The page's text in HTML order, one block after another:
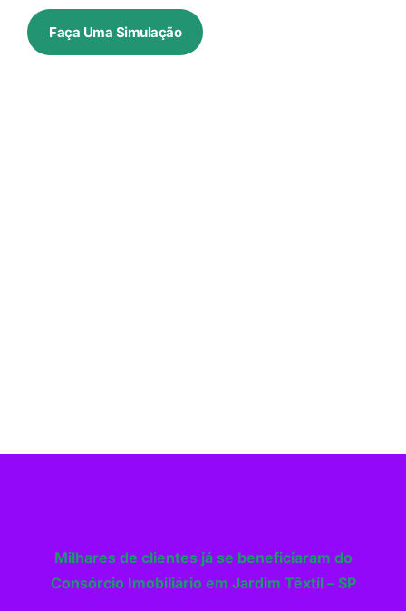
Faça Uma Simulação
Milhares de clientes já se beneficiaram do
Consórcio Imobiliário em Jardim Têxtil – SP